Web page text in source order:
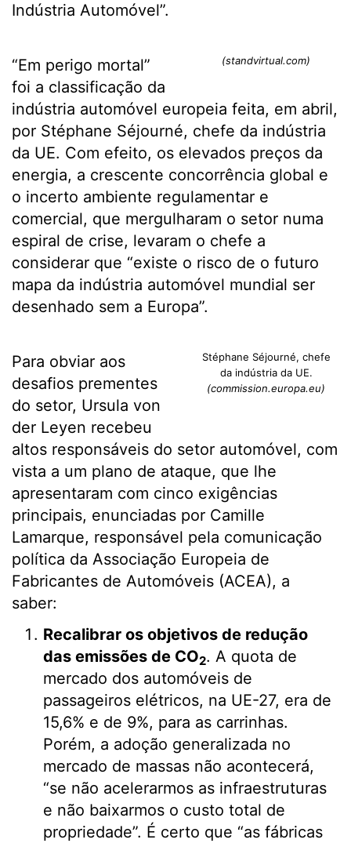
Indústria Automóvel”.
(standvirtual.com)
“Em perigo mortal”
foi a classificação da
indústria automóvel europeia feita, em abril,
por Stéphane Séjourné, chefe da indústria
da UE. Com efeito, os elevados preços da
energia, a crescente concorrência global e
o incerto ambiente regulamentar e
comercial, que mergulharam o setor numa
espiral de crise, levaram o chefe a
considerar que “existe o risco de o futuro
mapa da indústria automóvel mundial ser
desenhado sem a Europa”.
Stéphane Séjourné, chefe
da indústria da UE.
(commission.europa.eu)
Para obviar aos
desafios prementes
do setor, Ursula von
der Leyen recebeu
altos responsáveis do setor automóvel, com
vista a um plano de ataque, que lhe
apresentaram com cinco exigências
principais, enunciadas por Camille
Lamarque, responsável pela comunicação
política da Associação Europeia de
Fabricantes de Automóveis (ACEA), a
saber:
Recalibrar os objetivos de redução
das emissões de CO2. A quota de
mercado dos automóveis de
passageiros elétricos, na UE-27, era de
15,6% e de 9%, para as carrinhas.
Porém, a adoção generalizada no
mercado de massas não acontecerá,
“se não acelerarmos as infraestruturas
e não baixarmos o custo total de
propriedade”. É certo que “as fábricas